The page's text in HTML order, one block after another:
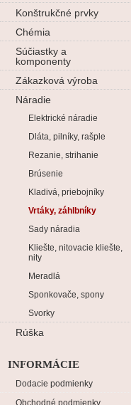
Konštrukčné prvky
Chémia
Súčiastky a
komponenty
Zákazková výroba
Náradie
Elektrické náradie
Dláta, pilníky, rašple
Rezanie, strihanie
Brúsenie
Kladivá, priebojníky
Vrtáky, záhlbníky
Sady náradia
Kliešte, nitovacie kliešte,
nity
Meradlá
Sponkovače, spony
Svorky
Rúška
INFORMÁCIE
Dodacie podmienky
Obchodné podmienky